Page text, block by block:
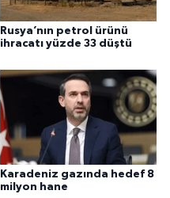
Rusya’nın petrol ürünü
ihracatı yüzde 33 düştü
Karadeniz gazında hedef 8
milyon hane